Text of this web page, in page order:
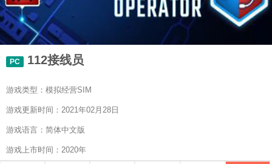
PC 112接线员
游戏类型：模拟经营SIM
游戏更新时间：2021年02月28日
游戏语言：简体中文版
游戏上市时间：2020年